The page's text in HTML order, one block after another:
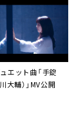
ュエット曲「手錠
大輔）」MV公開